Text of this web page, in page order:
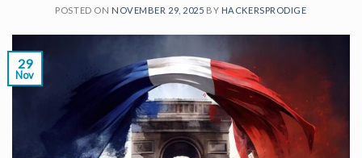
POSTED ON NOVEMBER 29, 2025 BY HACKERSPRODIGE
29
Nov